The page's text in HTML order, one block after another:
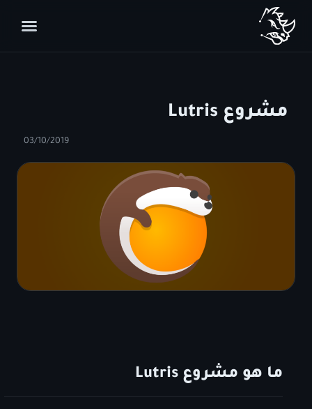
03/10/2019
مشروع Lutris
ما هو مشروع Lutris